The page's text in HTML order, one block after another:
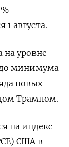
-
августа.
уровне
до минимума
новых
Трампом.
на индекс
США в